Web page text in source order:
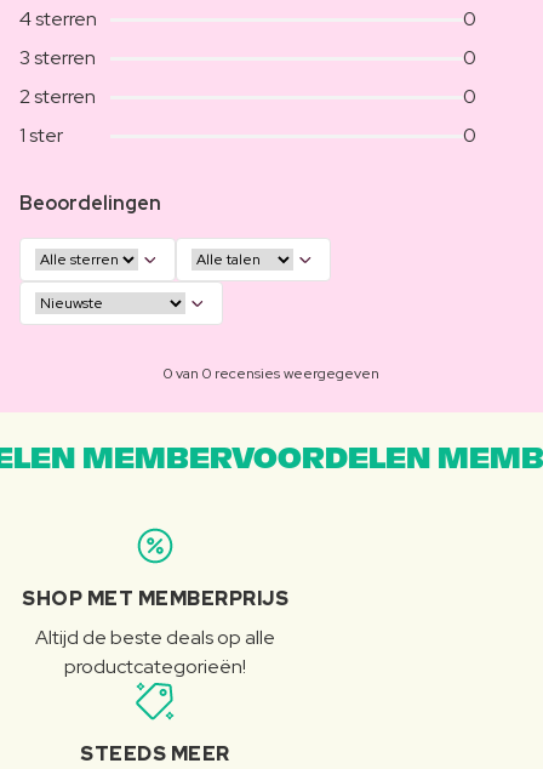
4 sterren
0
3 sterren
0
2 sterren
0
1 ster
0
Beoordelingen
0 van 0 recensies weergegeven
MEMBERVOORDELEN
SHOP MET MEMBERPRIJS
Altijd de beste deals op alle
productcategorieën!
STEEDS MEER